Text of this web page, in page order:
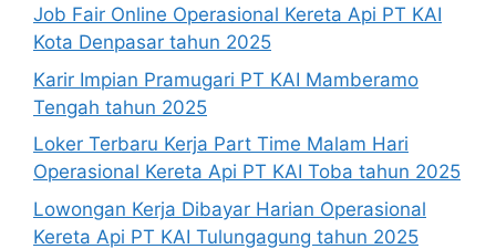
Job Fair Online Operasional Kereta Api PT KAI
Kota Denpasar tahun 2025
Karir Impian Pramugari PT KAI Mamberamo
Tengah tahun 2025
Loker Terbaru Kerja Part Time Malam Hari
Operasional Kereta Api PT KAI Toba tahun 2025
Lowongan Kerja Dibayar Harian Operasional
Kereta Api PT KAI Tulungagung tahun 2025